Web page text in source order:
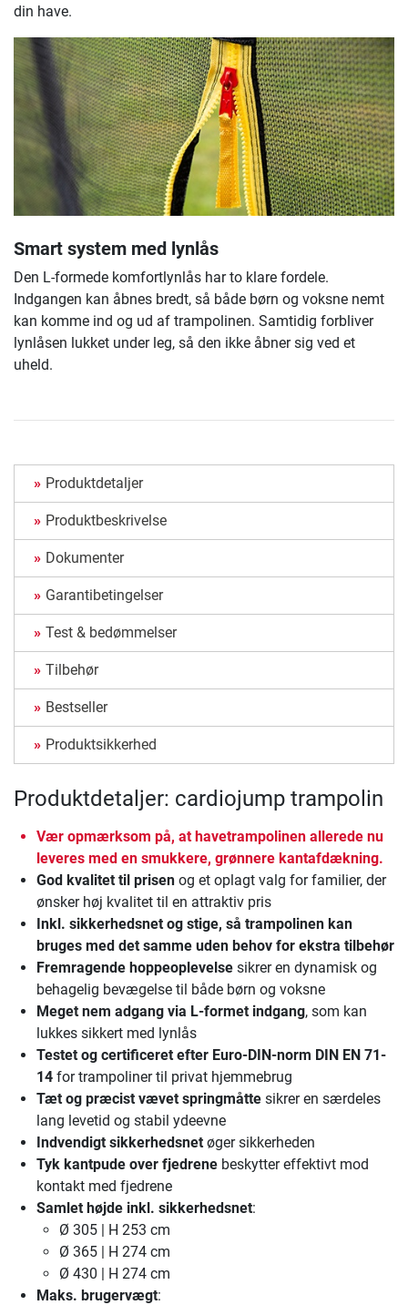
din have.
Smart system med lynlås
Den L-formede komfortlynlås har to klare fordele.
Indgangen kan åbnes bredt, så både børn og voksne nemt
kan komme ind og ud af trampolinen. Samtidig forbliver
lynlåsen lukket under leg, så den ikke åbner sig ved et
uheld.
Produktdetaljer
Produktbeskrivelse
Dokumenter
Garantibetingelser
Test & bedømmelser
Tilbehør
Bestseller
Produktsikkerhed
Produktdetaljer: cardiojump trampolin
Vær opmærksom på, at havetrampolinen allerede nu
leveres med en smukkere, grønnere kantafdækning.
God kvalitet til prisen og et oplagt valg for familier, der
ønsker høj kvalitet til en attraktiv pris
Inkl. sikkerhedsnet og stige, så trampolinen kan
bruges med det samme uden behov for ekstra tilbehør
Fremragende hoppeoplevelse sikrer en dynamisk og
behagelig bevægelse til både børn og voksne
Meget nem adgang via L-formet indgang, som kan
lukkes sikkert med lynlås
Testet og certificeret efter Euro-DIN-norm DIN EN 71-
14 for trampoliner til privat hjemmebrug
Tæt og præcist vævet springmåtte sikrer en særdeles
lang levetid og stabil ydeevne
Indvendigt sikkerhedsnet øger sikkerheden
Tyk kantpude over fjedrene beskytter effektivt mod
kontakt med fjedrene
Samlet højde inkl. sikkerhedsnet:
Ø 305 | H 253 cm
Ø 365 | H 274 cm
Ø 430 | H 274 cm
Maks. brugervægt: